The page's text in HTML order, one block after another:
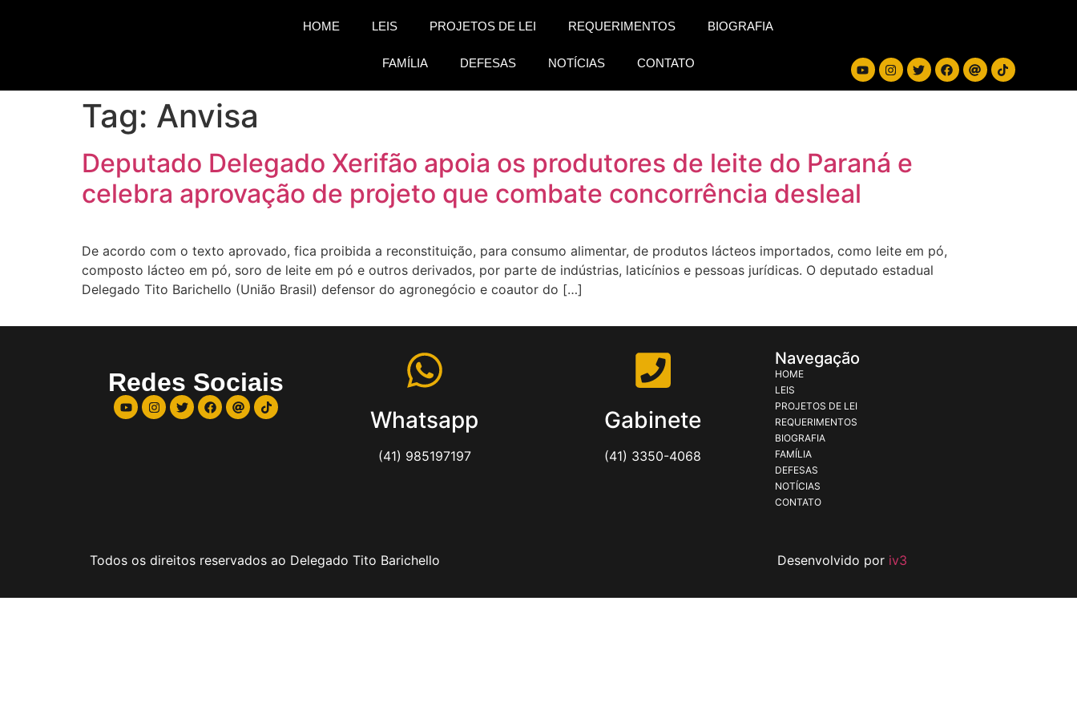
HOME LEIS PROJETOS DE LEI REQUERIMENTOS BIOGRAFIA
FAMÍLIA DEFESAS NOTÍCIAS CONTATO
Tag: Anvisa
Deputado Delegado Xerifão apoia os produtores de leite do Paraná e
celebra aprovação de projeto que combate concorrência desleal
De acordo com o texto aprovado, fica proibida a reconstituição, para consumo alimentar, de produtos lácteos importados, como leite em pó,
composto lácteo em pó, soro de leite em pó e outros derivados, por parte de indústrias, laticínios e pessoas jurídicas. O deputado estadual
Delegado Tito Barichello (União Brasil) defensor do agronegócio e coautor do […]
Redes Sociais
Whatsapp
(41) 985197197
Gabinete
(41) 3350-4068
Navegação
HOME
LEIS
PROJETOS DE LEI
REQUERIMENTOS
BIOGRAFIA
FAMÍLIA
DEFESAS
NOTÍCIAS
CONTATO
Todos os direitos reservados ao Delegado Tito Barichello Desenvolvido por iv3